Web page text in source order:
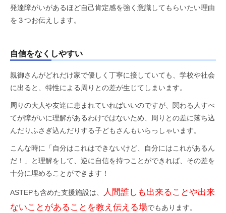
発達障がいがあるほど自己肯定感を強く意識してもらいたい理由
を３つお伝えします。
自信をなくしやすい
親御さんがどれだけ家で優しく丁寧に接していても、学校や社会
に出ると、特性による周りとの差が生じてしまいます。
周りの大人や友達に恵まれていればいいのですが、関わる人すべ
てが障がいに理解があるわけではないため、周りとの差に落ち込
んだりふさぎ込んだりする子どもさんもいらっしゃいます。
こんな時に「自分はこれはできないけど、自分にはこれがあるん
だ！」と理解をして、逆に自信を持つことができれば、その差を
十分に埋めることができます！
ASTEPも含めた支援施設は、
人間誰しも出来ることや出来
ないことがあることを教え伝える場でもあります。